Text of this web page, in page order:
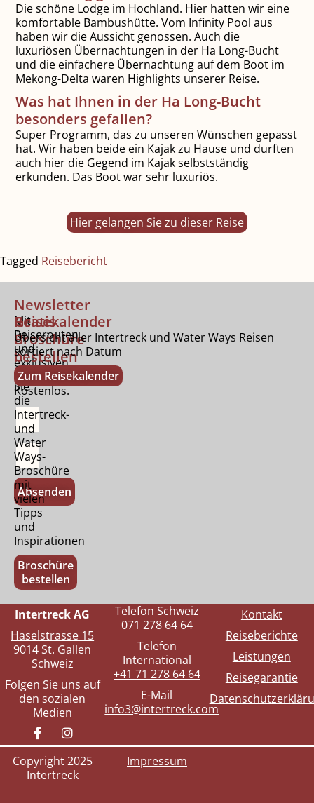
Die schöne Lodge im Hochland. Hier hatten wir eine
komfortable Bambushütte. Vom Infinity Pool aus
haben wir die Aussicht genossen. Auch die
luxuriösen Übernachtungen in der Ha Long-Bucht
und die einfachere Übernachtung auf dem Boot im
Mekong-Delta waren Highlights unserer Reise.
Was hat Ihnen in der Ha Long-Bucht
besonders gefallen?
Super Programm, das zu unseren Wünschen gepasst
hat. Wir haben beide ein Kajak zu Hause und durften
auch hier die Gegend im Kajak selbstständig
erkunden. Das Boot war sehr luxuriös.
Hier gelangen Sie zu dieser Reise
Tagged Reisebericht
Newsletter
Mit
Reiserouten
und
exklusiven
Tipps.
Kostenlos.
Absenden
Gratis
Broschüre
bestellen
Bestellen
Sie
die
Intertreck-
und
Water
Ways-
Broschüre
mit
vielen
Tipps
und
Inspirationen
Broschüre
bestellen
Reisekalender
Übersicht aller Intertreck und Water Ways Reisen
sortiert nach Datum
Zum Reisekalender
Intertreck AG
Haselstrasse 15
9014 St. Gallen
Schweiz
Folgen Sie uns auf
den sozialen
Medien
Telefon Schweiz
071 278 64 64
Telefon
International
+41 71 278 64 64
E-Mail
info3@intertreck.com
Kontakt
Reiseberichte
Leistungen
Reisegarantie
Copyright 2025
Intertreck
Impressum